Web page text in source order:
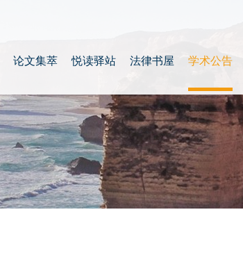
论文集萃 悦读驿站 法律书屋 学术公告